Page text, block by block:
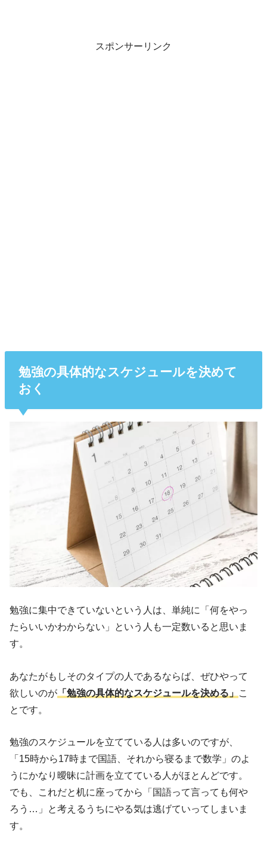
スポンサーリンク
勉強の具体的なスケジュールを決めて
おく
勉強に集中できていないという人は、単純に「何をやっ
たらいいかわからない」という人も一定数いると思いま
す。
あなたがもしそのタイプの人であるならば、ぜひやって
欲しいのが 「勉強の具体的なスケジュールを決める」 こ
とです。
勉強のスケジュールを立てている人は多いのですが、
「15時から17時まで国語、それから寝るまで数学」のよ
うにかなり曖昧に計画を立てている人がほとんどです。
でも、これだと机に座ってから「国語って言っても何や
ろう…」と考えるうちにやる気は逃げていってしまいま
す。